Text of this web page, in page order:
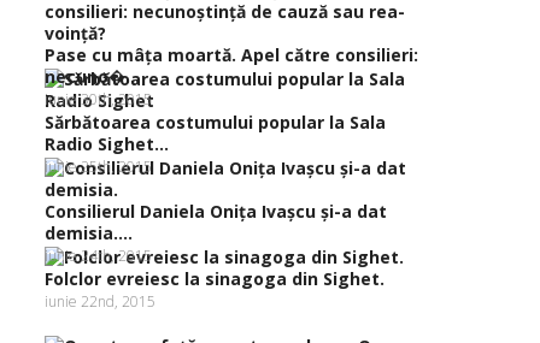
Pase cu mâţa moartă. Apel către consilieri:
necuno�...
iunie 30th, 2015
Sărbătoarea costumului popular la Sala
Radio Sighet...
iunie 25th, 2015
Consilierul Daniela Oniţa Ivaşcu şi-a dat
demisia....
iunie 24th, 2015
Folclor evreiesc la sinagoga din Sighet.
iunie 22nd, 2015